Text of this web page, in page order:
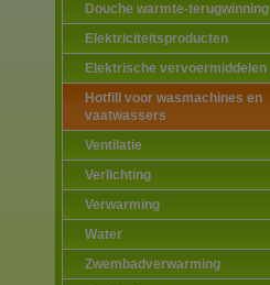
Douche warmte-terugwinning
Elektriciteitsproducten
Elektrische vervoermiddelen
Hotfill voor wasmachines en
vaatwassers
Ventilatie
Verlichting
Verwarming
Water
Zwembadverwarming